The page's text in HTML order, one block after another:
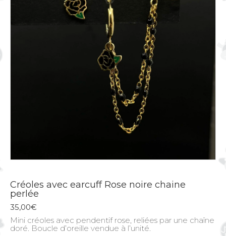
Créoles avec earcuff Rose noire chaine
perlée
35,00€
Mini créoles avec pendentif rose, reliées par une chaîne
doré. Boucle d’oreille vendue à l’unité.